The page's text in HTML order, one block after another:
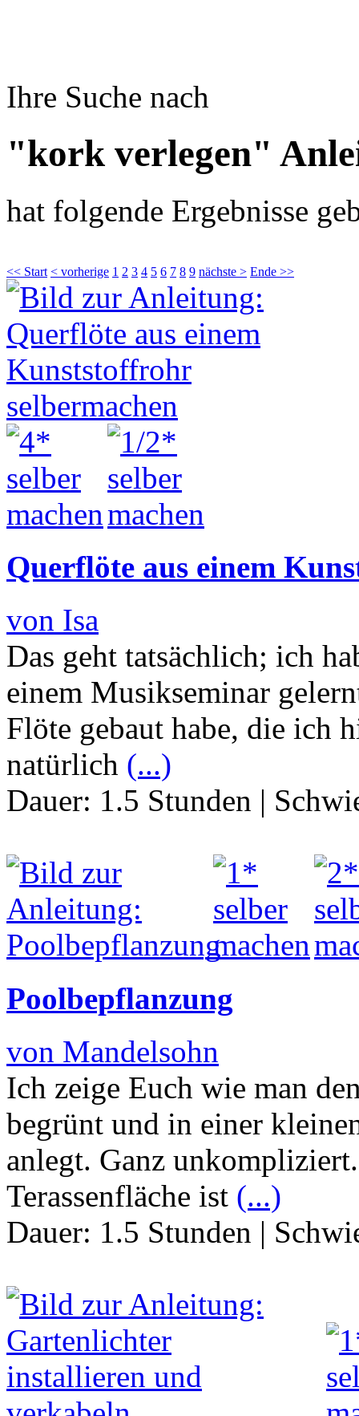
Ihre Suche nach
"kork verlegen"
hat folgende Ergebnisse
<< Start < vorherige 1 2 3 4 5 6 7 8 9 nächste > Ende >>
Querflöte aus einem
von Isa
Das geht tatsächlich; ich
einem Musikseminar
Flöte gebaut habe, die ich
natürlich (...)
Dauer: 1.5 Stunden |
Poolbepflanzung
von Mandelsohn
Ich zeige Euch wie man
begrünt und in einer
anlegt. Ganz
Terassenfläche ist (...)
Dauer: 1.5 Stunden |